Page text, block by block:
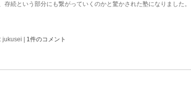
続という部分にも繋がっていくのかと驚かされた塾になりました。
jukusei 1件のコメント